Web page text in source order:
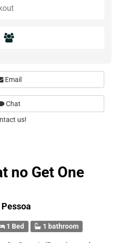
no Get One
1 Bed 1 bathroom
Email
Chat
us!